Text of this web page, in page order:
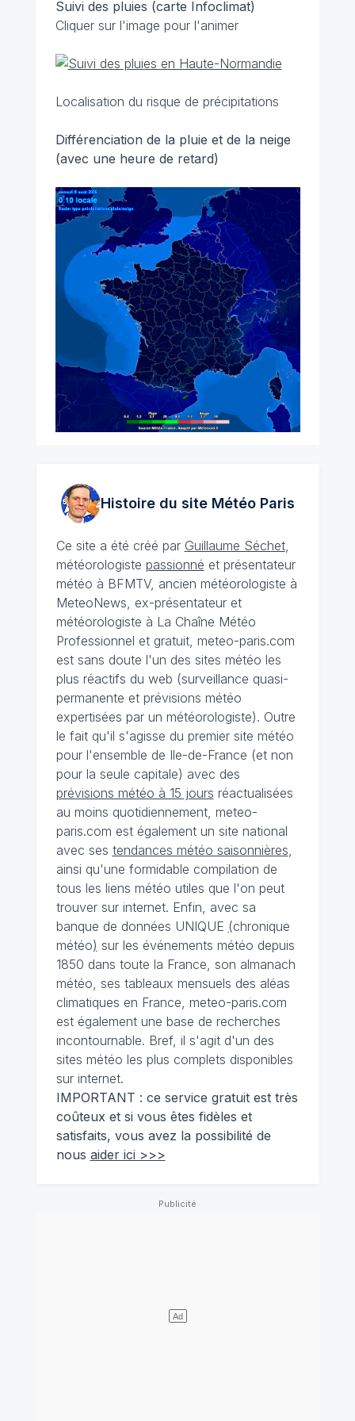
Suivi des pluies (carte Infoclimat)
Cliquer sur l'image pour l'animer
Localisation du risque de précipitations
Différenciation de la pluie et de la neige
(avec une heure de retard)
Histoire du site MétéoParis
Ce site a été créé par Guillaume Séchet,
météorologiste passionné et présentateur
météo à BFMTV, ancien météorologiste à
MeteoNews, ex-présentateur et
météorologiste à La Chaîne Météo
Professionnel et gratuit, meteo-paris.com
est sans doute l'un des sites météo les
plus réactifs du web (surveillance quasi-
permanente et prévisions météo
expertisées par un météorologiste). Outre
le fait qu'il s'agisse du premier site météo
pour l'ensemble de Ile-de-France (et non
pour la seule capitale) avec des
prévisions météo à 15 jours réactualisées
au moins quotidiennement, meteo-
paris.com est également un site national
avec ses tendances météo saisonnières,
ainsi qu'une formidable compilation de
tous les liens météo utiles que l'on peut
trouver sur internet. Enfin, avec sa
banque de données UNIQUE (chronique
météo) sur les événements météo depuis
1850 dans toute la France, son almanach
météo, ses tableaux mensuels des aléas
climatiques en France, meteo-paris.com
est également une base de recherches
incontournable. Bref, il s'agit d'un des
sites météo les plus complets disponibles
sur internet.
IMPORTANT : ce service gratuit est très
coûteux et si vous êtes fidèles et
satisfaits, vous avez la possibilité de
nous aider ici >>>